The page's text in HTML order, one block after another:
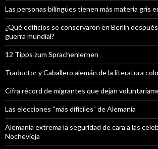
Las personas bilingües tienen más materia gris
¿Qué edificios se conservaron en Berlín
guerra mundial?
12 Tipps zum Sprachenlernen
Traductor y Caballero alemán de la literatura
Cifra récord de migrantes que dejan
Las elecciones “más difíciles” de Alemania
Alemania extrema la seguridad de cara a las
Nochevieja